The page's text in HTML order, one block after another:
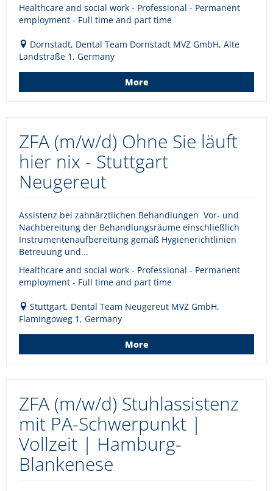
Healthcare and social work - Professional - Permanent
employment - Full time and part time
Dornstadt, Dental Team Dornstadt MVZ GmbH, Alte
Landstraße 1, Germany
More
ZFA (m/w/d) Ohne Sie läuft
hier nix - Stuttgart
Neugereut
Assistenz bei zahnärztlichen Behandlungen Vor- und
Nachbereitung der Behandlungsräume einschließlich
Instrumentenaufbereitung gemäß Hygienerichtlinien
Betreuung und...
Healthcare and social work - Professional - Permanent
employment - Full time and part time
Stuttgart, Dental Team Neugereut MVZ GmbH,
Flamingoweg 1, Germany
More
ZFA (m/w/d) Stuhlassistenz
mit PA-Schwerpunkt |
Vollzeit | Hamburg-
Blankenese